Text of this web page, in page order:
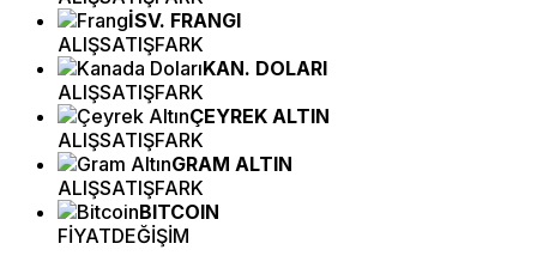
İSV. FRANGI
ALIŞSATIŞFARK
KAN. DOLARI
ALIŞSATIŞFARK
ÇEYREK ALTIN
ALIŞSATIŞFARK
GRAM ALTIN
ALIŞSATIŞFARK
BITCOIN
FİYATDEĞİŞİM